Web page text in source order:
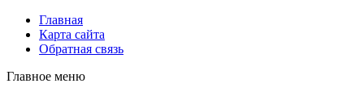
Главная
Карта сайта
Обратная связь
Главное меню